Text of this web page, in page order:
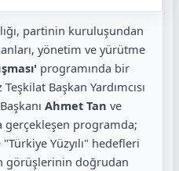
partinin kuruluşundan
yönetim ve yürütme
programında bir
Başkan Yardımcısı
Ahmet Tan ve
gerçekleşen programda;
Yüzyılı" hedefleri
görüşlerinin doğrudan